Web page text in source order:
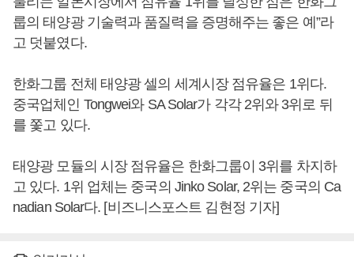
룹의 태양광 기술력과 품질력을 증명해주는 좋은 예”라
고 덧붙였다.
한화그룹 전체 태양광 셀의 세계시장 점유율은 1위다.
중국업체인 Tongwei와 SA Solar가 각각 2위와 3위로 뒤
를 쫓고 있다.
태양광 모듈의 시장 점유율은 한화그룹이 3위를 차지하
고 있다. 1위 업체는 중국의 Jinko Solar, 2위는 중국의 Ca
nadian Solar다. [비즈니스포스트 김현정 기자]